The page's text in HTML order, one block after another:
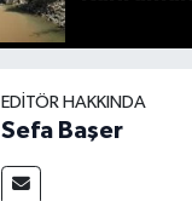
EDITÖR HAKKINDA
Sefa Başer